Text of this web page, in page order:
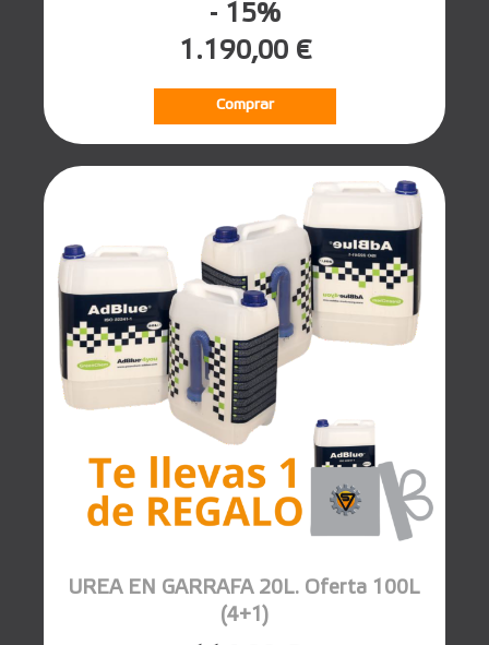
- 15%
1.190,00 €
Comprar
UREA EN GARRAFA 20L. Oferta 100L
(4+1)